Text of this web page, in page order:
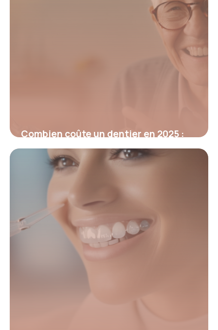
Combien coûte un dentier en 2025 :
prix, comparatifs et conseils
12 mars 2026